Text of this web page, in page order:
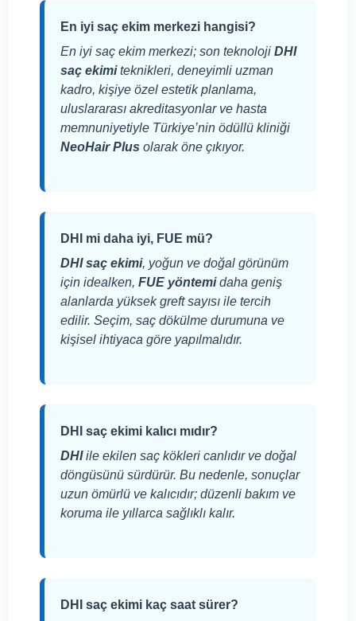
En iyi saç ekim merkezi hangisi?
En iyi saç ekim merkezi; son teknoloji DHI
saç ekimiteknikleri, deneyimli uzman
kadro, kişiye özel estetik planlama,
uluslararası akreditasyonlar ve hasta
memnuniyetiyle Türkiye’nin ödüllü kliniği
NeoHair Plus olarak öne çıkıyor.
DHI mi daha iyi, FUE mü?
DHI saç ekimi, yoğun ve doğal görünüm
için idealken, FUE yöntemidaha geniş
alanlarda yüksek greft sayısı ile tercih
edilir. Seçim, saç dökülme durumuna ve
kişisel ihtiyaca göre yapılmalıdır.
DHI saç ekimi kalıcı mıdır?
DHIile ekilen saç kökleri canlıdır ve doğal
döngüsünü sürdürür. Bu nedenle, sonuçlar
uzun ömürlü ve kalıcıdır; düzenli bakım ve
koruma ile yıllarca sağlıklı kalır.
DHI saç ekimi kaç saat sürer?